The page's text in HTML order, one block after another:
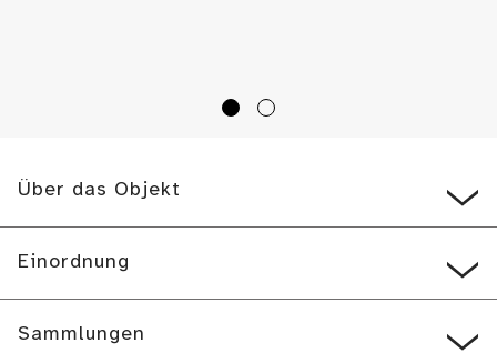
Über das Objekt
Einordnung
Sammlungen